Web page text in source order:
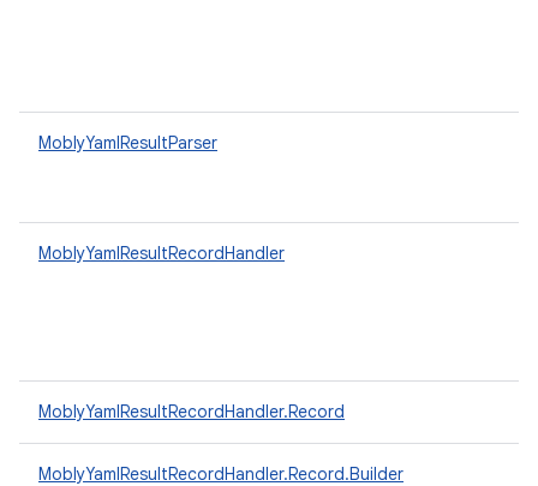
MoblyYamlResultParser
MoblyYamlResultRecordHandler
MoblyYamlResultRecordHandler.Record
MoblyYamlResultRecordHandler.Record.Builder